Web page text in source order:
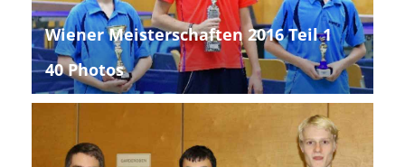
Wiener Meisterschaften 2016 Teil 1
40 Photos